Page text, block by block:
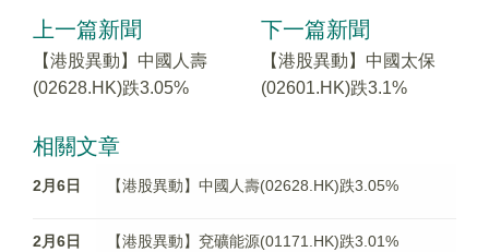
上一篇新聞
【港股異動】中國人壽
(02628.HK)跌3.05%
下一篇新聞
【港股異動】中國太保
(02601.HK)跌3.1%
相關文章
2月6日 【港股異動】中國人壽(02628.HK)跌3.05%
2月6日 【港股異動】兗礦能源(01171.HK)跌3.01%